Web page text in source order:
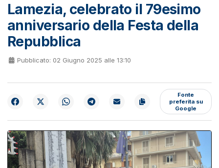
Lamezia, celebrato il 79esimo
anniversario della Festa della
Repubblica
Pubblicato: 02 Giugno 2025 alle 13:10
Fonte
preferita su
Google